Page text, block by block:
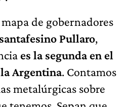
de gobernadores
santafesino Pullaro,
es la segunda en el
Argentina. Contamos
metalúrgicas sobre